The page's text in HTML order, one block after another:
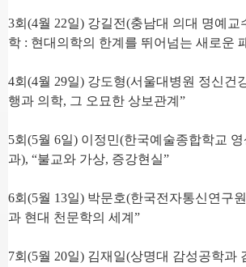
3회 (4월 22일) 강길전(충남대 의대 명예교
학 : 현대의학의 한계를 뛰어넘는 새로운
4회 (4월 29일) 강도형(서울대병원 정신건
행과 의학, 그 오묘한 상보관계 ”
5회 (5월 6일) 이정민(한국예술종합학교
과), “불교와 가상, 증강현실”
6회 (5월 13일) 박문호(한국전자통신연구원
과 현대 천문학의 세계 ”
7회 (5월 20일) 김재일(상명대 감성공학과